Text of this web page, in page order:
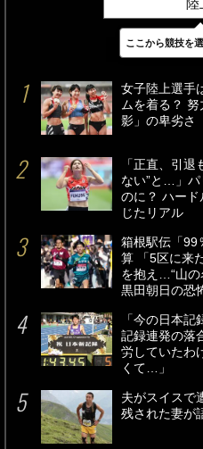
陸
最新 24
女子陸上選手
ムを着る？
影」の卑劣さ
「正直、引
ない”と…」パ
のに？ ハー
じたリアル
箱根駅伝「99
算 「5区に来
を抱え…“山の
黒田朝日の恐
「今の日本
記録連発の落
労していたわ
くて…」
夫がスイスで
残された妻が
ここから競技を